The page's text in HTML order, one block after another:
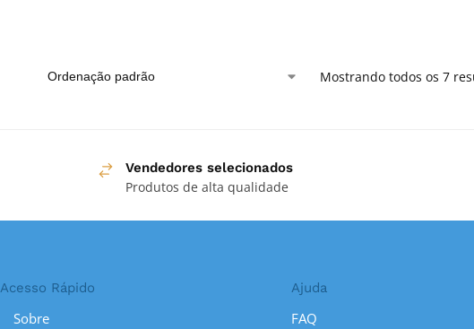
Mostrando todos os 7
Vendedores selecionados
Produtos de alta qualidade
Acesso Rápido
Sobre
Ajuda
FAQ